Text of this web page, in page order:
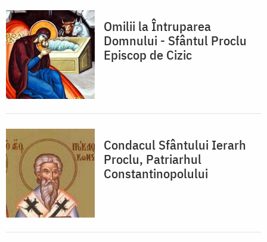
Omilii la Întruparea
Domnului - Sfântul Proclu
Episcop de Cizic
Condacul Sfântului Ierarh
Proclu, Patriarhul
Constantinopolului